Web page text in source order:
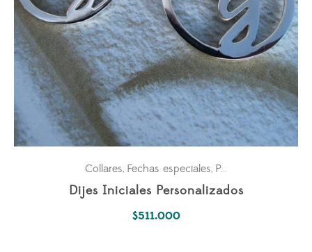
Collares, Fechas especiales, Para los dos
Dijes Iniciales Personalizados
$511.000